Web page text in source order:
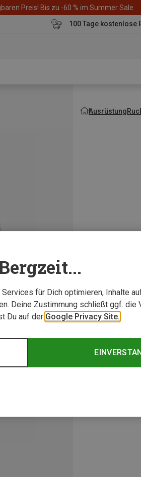
Preis! Bis zu -60 % im Summer Sale
100 Tage kostenlose
Ausrüstung
für Dich optimieren, Inhalte
Deine Zustimmung schließt ggf. die
Du auf der Google Privacy Site.